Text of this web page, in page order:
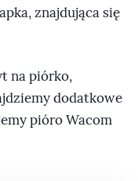
znajdująca się
na piórko,
dodatkowe
pióro Wacom